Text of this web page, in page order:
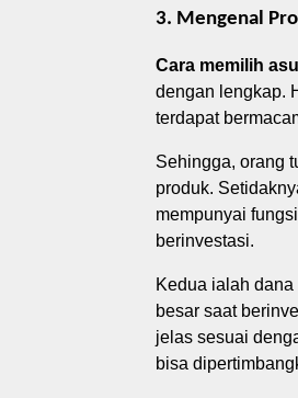
3. Mengenal
Cara memilih
dengan lengkap.
terdapat
Sehingga, orang
produk.
mempunyai
berinvestasi.
Kedua ialah
besar saat
jelas sesuai
bisa